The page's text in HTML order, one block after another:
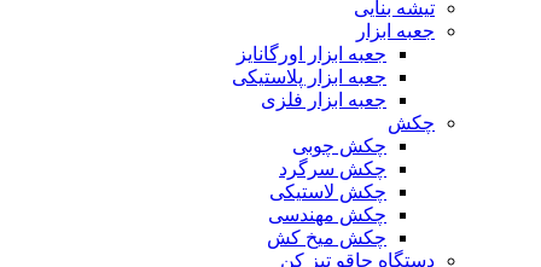
تیشه بنایی
جعبه ابزار
جعبه ابزار اورگانایز
جعبه ابزار پلاستیکی
جعبه ابزار فلزی
چکش
چکش چوبی
چکش سرگرد
چکش لاستیکی
چکش مهندسی
چکش میخ کش
دستگاه چاقو تیز کن